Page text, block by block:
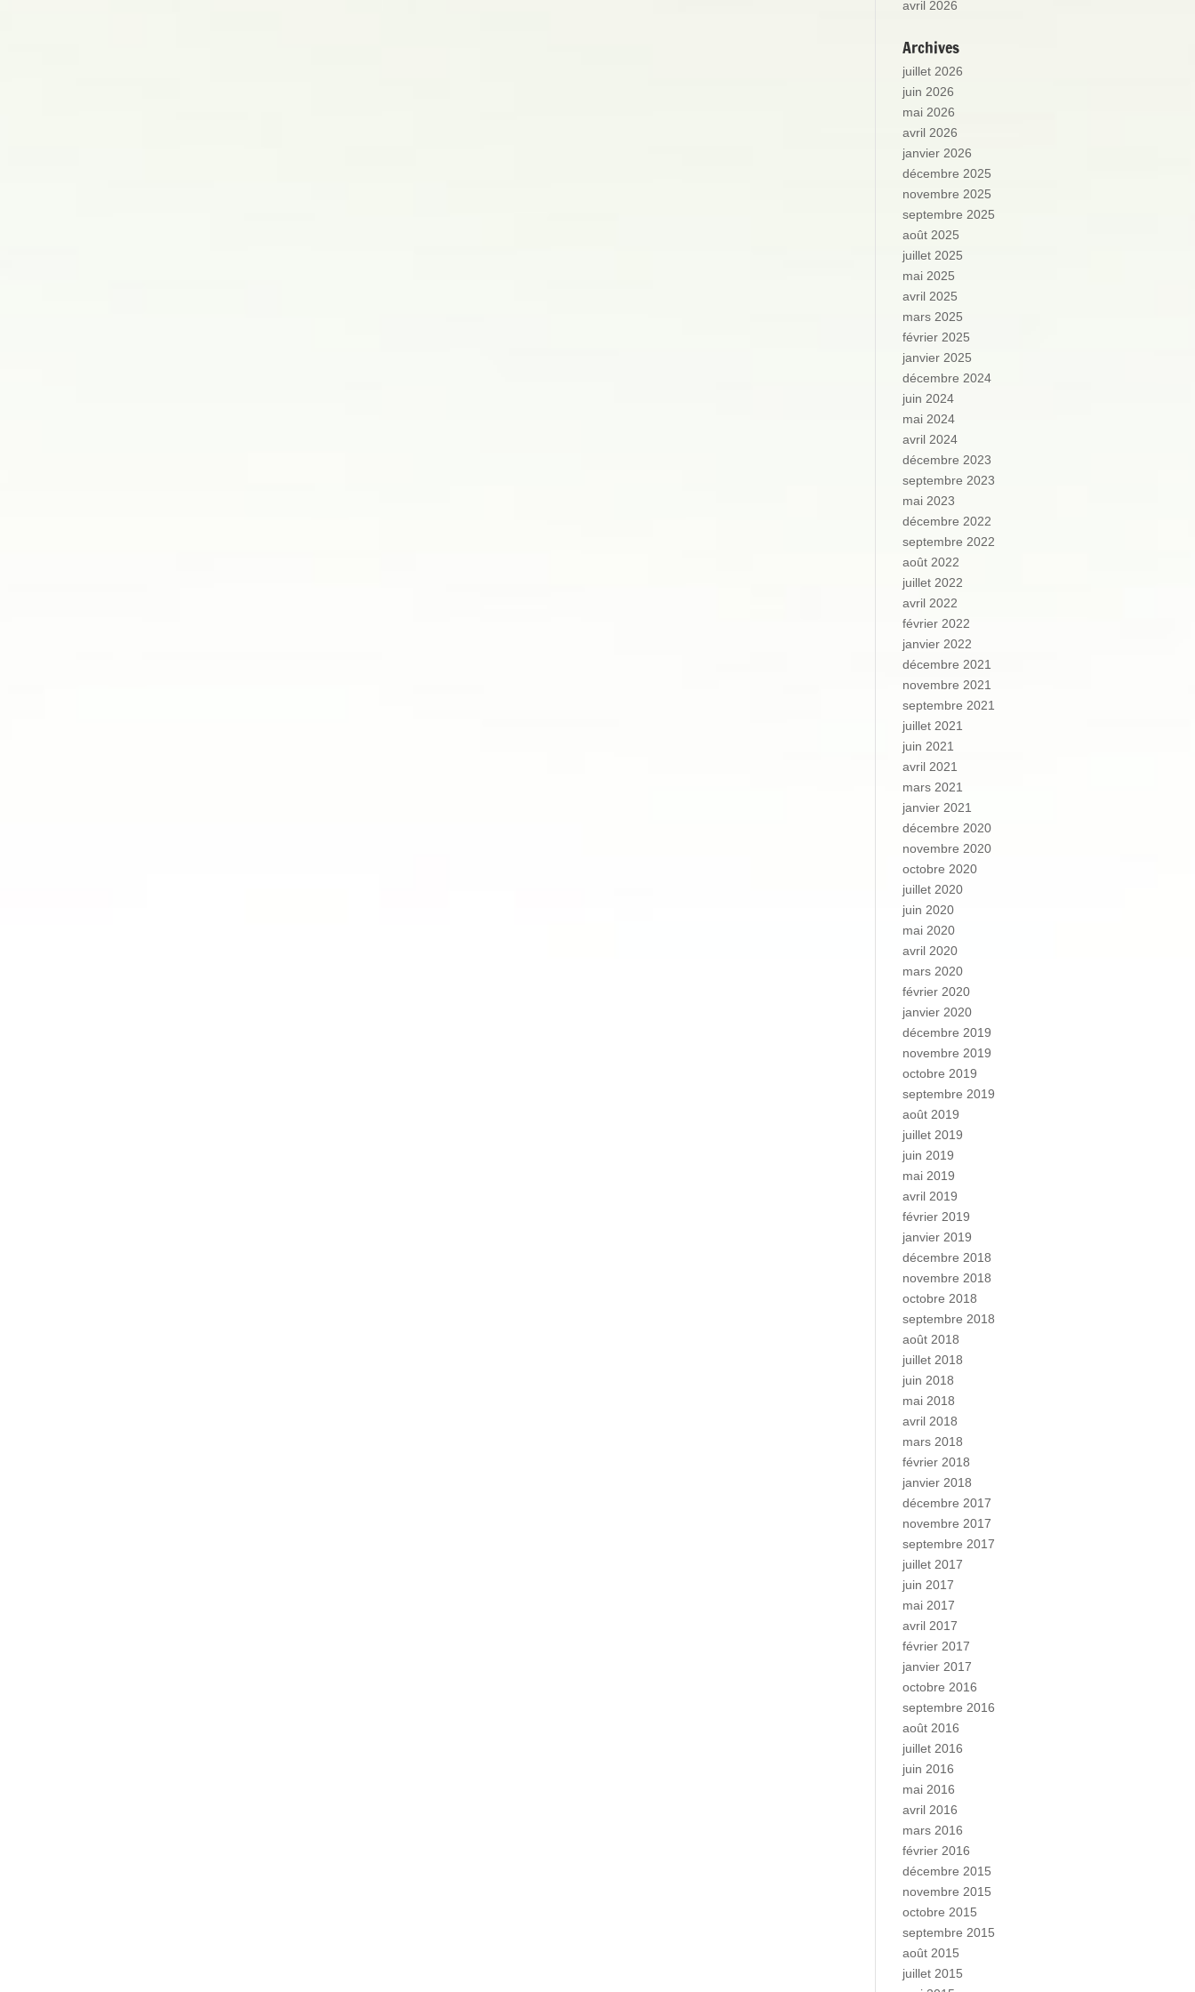
avril 2026
Archives
juillet 2026
juin 2026
mai 2026
avril 2026
janvier 2026
décembre 2025
novembre 2025
septembre 2025
août 2025
juillet 2025
mai 2025
avril 2025
mars 2025
février 2025
janvier 2025
décembre 2024
juin 2024
mai 2024
avril 2024
décembre 2023
septembre 2023
mai 2023
décembre 2022
septembre 2022
août 2022
juillet 2022
avril 2022
février 2022
janvier 2022
décembre 2021
novembre 2021
septembre 2021
juillet 2021
juin 2021
avril 2021
mars 2021
janvier 2021
décembre 2020
novembre 2020
octobre 2020
juillet 2020
juin 2020
mai 2020
avril 2020
mars 2020
février 2020
janvier 2020
décembre 2019
novembre 2019
octobre 2019
septembre 2019
août 2019
juillet 2019
juin 2019
mai 2019
avril 2019
février 2019
janvier 2019
décembre 2018
novembre 2018
octobre 2018
septembre 2018
août 2018
juillet 2018
juin 2018
mai 2018
avril 2018
mars 2018
février 2018
janvier 2018
décembre 2017
novembre 2017
septembre 2017
juillet 2017
juin 2017
mai 2017
avril 2017
février 2017
janvier 2017
octobre 2016
septembre 2016
août 2016
juillet 2016
juin 2016
mai 2016
avril 2016
mars 2016
février 2016
décembre 2015
novembre 2015
octobre 2015
septembre 2015
août 2015
juillet 2015